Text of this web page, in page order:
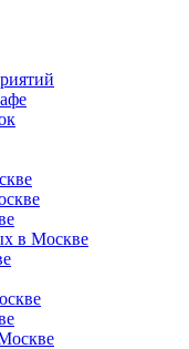
в Москве